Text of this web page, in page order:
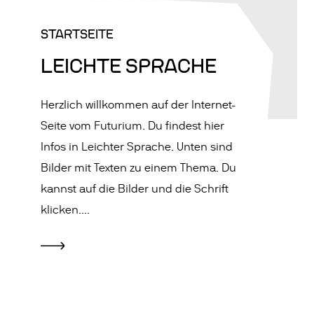
STARTSEITE
LEICHTE SPRACHE
Herzlich willkommen auf der Internet-
Seite vom Futurium. Du findest hier
Infos in Leichter Sprache. Unten sind
Bilder mit Texten zu einem Thema. Du
kannst auf die Bilder und die Schrift
klicken....